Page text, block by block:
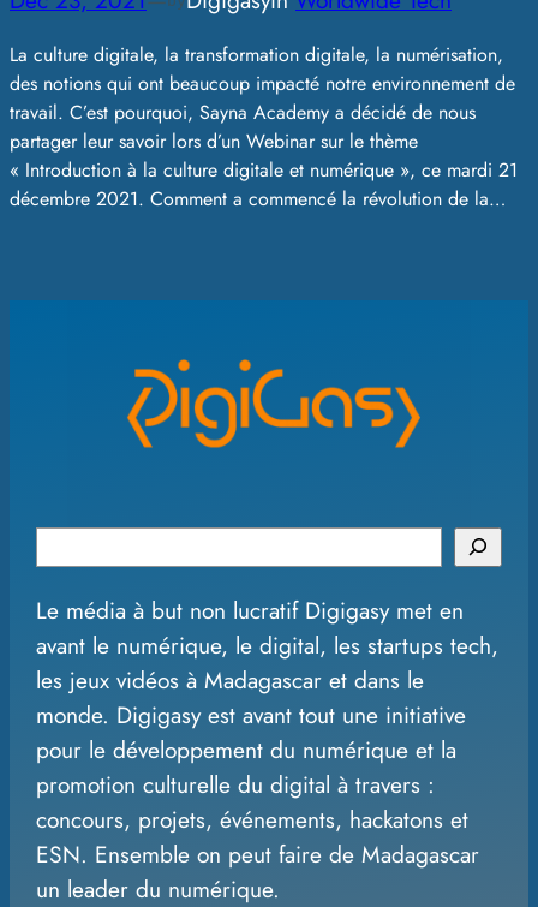
La culture digitale, la transformation digitale, la numérisation,
des notions qui ont beaucoup impacté notre environnement de
travail. C’est pourquoi, Sayna Academy a décidé de nous
partager leur savoir lors d’un Webinar sur le thème
« Introduction à la culture digitale et numérique », ce mardi 21
décembre 2021. Comment a commencé la révolution de la…
e
a
r
c
h
Le média à but non lucratif Digigasy met en
avant le numérique, le digital, les startups tech,
les jeux vidéos à Madagascar et dans le
monde. Digigasy est avant tout une initiative
pour le développement du numérique et la
promotion culturelle du digital à travers :
concours, projets, événements, hackatons et
ESN. Ensemble on peut faire de Madagascar
un leader du numérique.